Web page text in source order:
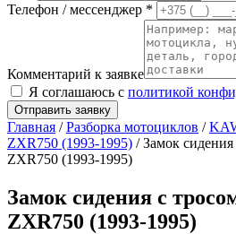
Телефон / мессенджер *
Комментарий к заявке
Я соглашаюсь с политикой
Отправить заявку
Главная /Разборка мотоциклов /
ZXR750 (1993-1995) / Замок
ZXR750 (1993-1995)
Замок сидения с
ZXR750 (1993-1995)